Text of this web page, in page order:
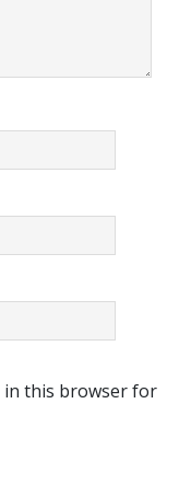
in this browser for